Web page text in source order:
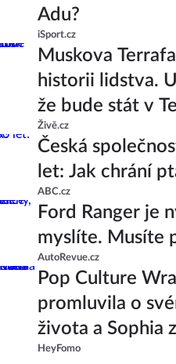
Adu?
iSport.cz
Muskova
historii lidstva.
že bude stát v
Živě.cz
Česká
let: Jak chrání
ABC.cz
Ford Ranger je
myslíte. Musíte
AutoRevue.cz
Pop Culture
promluvila o
života a Sophia
od skupiny
HeyFomo